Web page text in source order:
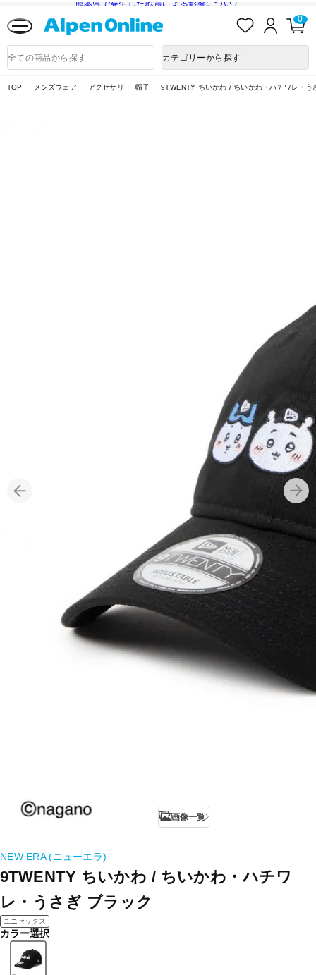
熊本県で発生した地震による影響について
入
ロ
ン
0
品
検
カテゴリーから探す
TOP メンズウェア アクセサリ 帽子 9TWENTY ちいかわ / ちいかわ・ハチワレ・う
画像一覧
NEW ERA (ニューエラ)
9TWENTY ちいかわ / ちいかわ・ハチワ
レ・うさぎ ブラック
ユニセックス
カラー選択